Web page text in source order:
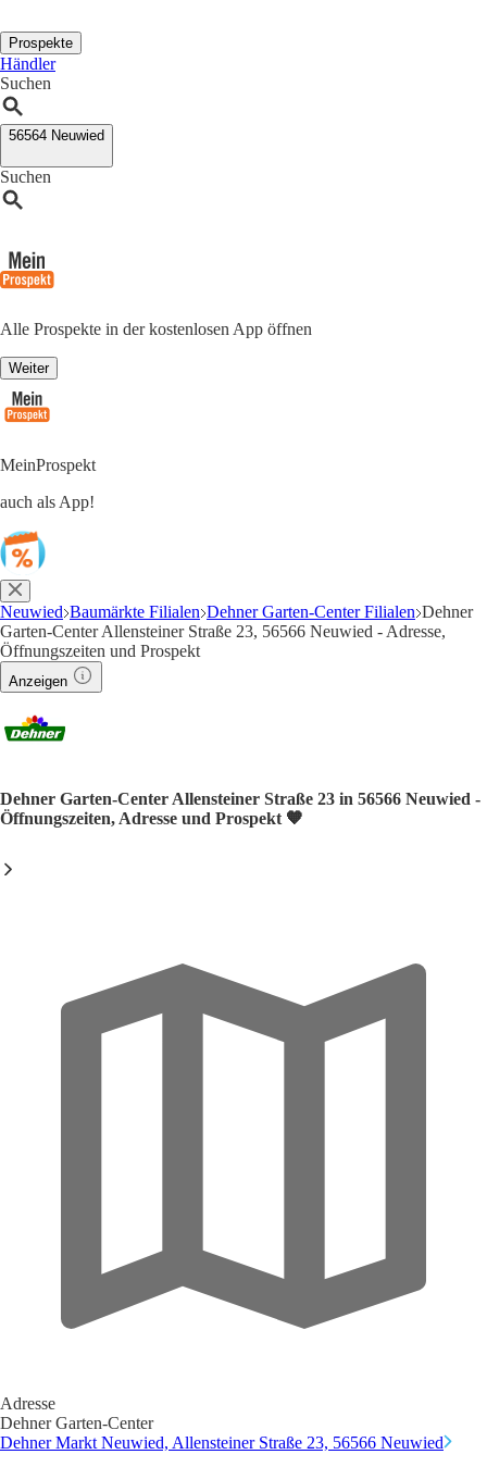
Prospekte
Händler
Suchen
56564 Neuwied
Suchen
Alle Prospekte in der kostenlosen App öffnen
Weiter
MeinProspekt
auch als App!
Neuwied Baumärkte Filialen Dehner Garten-Center Filialen Dehner
Garten-Center Allensteiner Straße 23, 56566 Neuwied - Adresse,
Öffnungszeiten und Prospekt
Anzeigen
Dehner Garten-Center Allensteiner Straße 23 in 56566 Neuwied -
Öffnungszeiten, Adresse und Prospekt 🧡
Adresse
Dehner Garten-Center
Dehner Markt Neuwied, Allensteiner Straße 23, 56566 Neuwied